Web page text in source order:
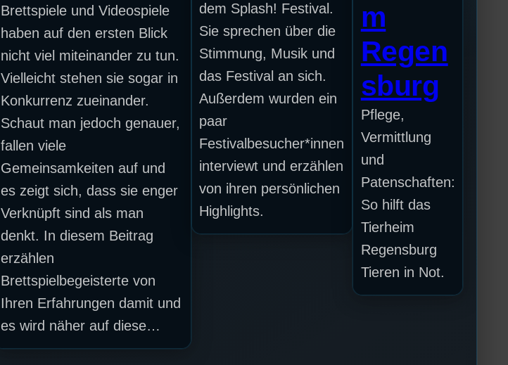
Brettspiele und Videospiele
haben auf den ersten Blick
nicht viel miteinander zu tun.
Vielleicht stehen sie sogar in
Konkurrenz zueinander.
Schaut man jedoch genauer,
fallen viele
Gemeinsamkeiten auf und
es zeigt sich, dass sie enger
Verknüpft sind als man
denkt. In diesem Beitrag
erzählen
Brettspielbegeisterte von
Ihren Erfahrungen damit und
es wird näher auf diese…
dem Splash! Festival.
Sie sprechen über die
Stimmung, Musik und
das Festival an sich.
Außerdem wurden ein
paar
Festivalbesucher*innen
interviewt und erzählen
von ihren persönlichen
Highlights.
m
Regen
sburg
Pflege,
Vermittlung
und
Patenschaften:
So hilft das
Tierheim
Regensburg
Tieren in Not.